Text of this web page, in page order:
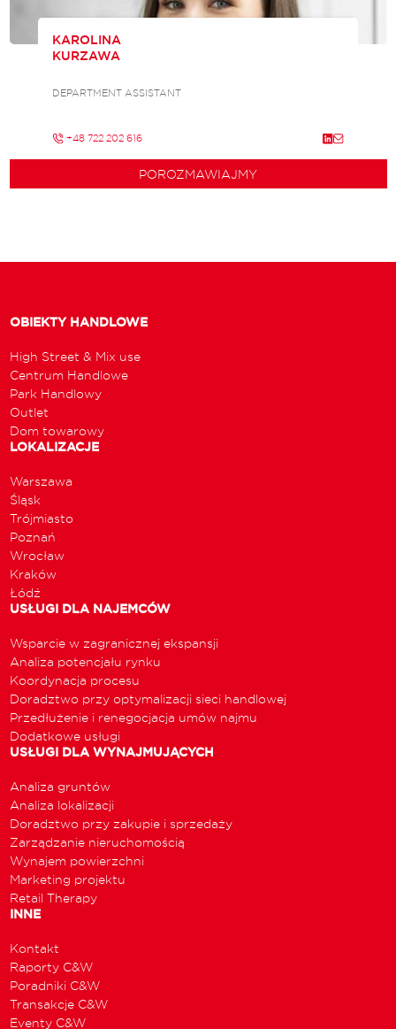
KAROLINA
KURZAWA
DEPARTMENT ASSISTANT
+48 722 202 616
POROZMAWIAJMY
OBIEKTY HANDLOWE
High Street & Mix use
Centrum Handlowe
Park Handlowy
Outlet
Dom towarowy
LOKALIZACJE
Warszawa
Śląsk
Trójmiasto
Poznań
Wrocław
Kraków
Łódź
USŁUGI DLA NAJEMCÓW
Wsparcie w zagranicznej ekspansji
Analiza potencjału rynku
Koordynacja procesu
Doradztwo przy optymalizacji sieci handlowej
Przedłużenie i renegocjacja umów najmu
Dodatkowe usługi
USŁUGI DLA WYNAJMUJĄCYCH
Analiza gruntów
Analiza lokalizacji
Doradztwo przy zakupie i sprzedaży
Zarządzanie nieruchomością
Wynajem powierzchni
Marketing projektu
Retail Therapy
INNE
Kontakt
Raporty C&W
Poradniki C&W
Transakcje C&W
Eventy C&W